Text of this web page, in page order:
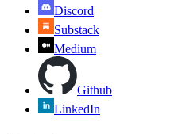
Discord
Substack
Medium
Github
LinkedIn